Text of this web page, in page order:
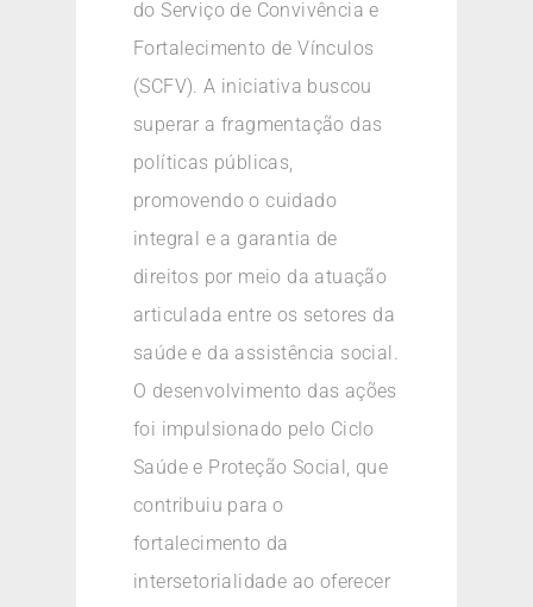
do Serviço de Convivência e
Fortalecimento de Vínculos
(SCFV). A iniciativa buscou
superar a fragmentação das
políticas públicas,
promovendo o cuidado
integral e a garantia de
direitos por meio da atuação
articulada entre os setores da
saúde e da assistência social.
O desenvolvimento das ações
foi impulsionado pelo Ciclo
Saúde e Proteção Social, que
contribuiu para o
fortalecimento da
intersetorialidade ao oferecer